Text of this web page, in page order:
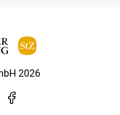
2026